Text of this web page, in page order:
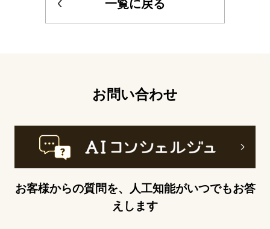
一覧に戻る
お問い合わせ
お客様からの質問を、人工知能がいつでもお答
えします